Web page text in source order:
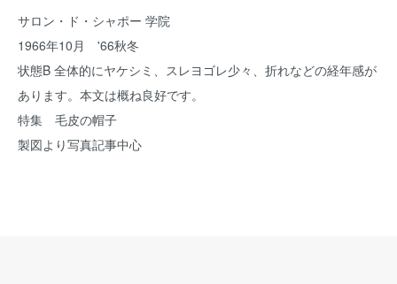
サロン・ド・シャポー 学院
1966年10月 '66秋冬
状態B 全体的にヤケシミ、スレヨゴレ少々、折れなどの経年感が
あります。本文は概ね良好です。
特集 毛皮の帽子
製図より写真記事中心